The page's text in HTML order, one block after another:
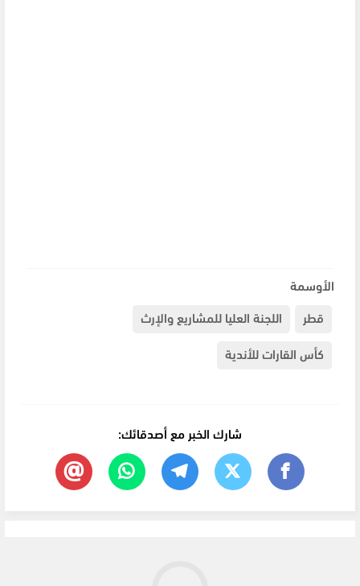
الأوسمة
قطر
اللجنة العليا للمشاريع والإرث
كأس القارات للأندية
شارك الخبر مع أصدقائك: